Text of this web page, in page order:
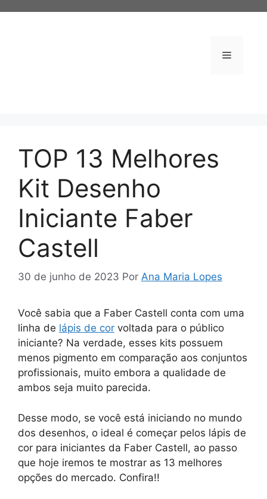
Menu
TOP 13 Melhores
Kit Desenho
Iniciante Faber
Castell
30 de junho de 2023 Por Ana Maria Lopes
Você sabia que a Faber Castell conta com uma
linha de lápis de cor voltada para o público
iniciante? Na verdade, esses kits possuem
menos pigmento em comparação aos conjuntos
profissionais, muito embora a qualidade de
ambos seja muito parecida.
Desse modo, se você está iniciando no mundo
dos desenhos, o ideal é começar pelos lápis de
cor para iniciantes da Faber Castell, ao passo
que hoje iremos te mostrar as 13 melhores
opções do mercado. Confira!!